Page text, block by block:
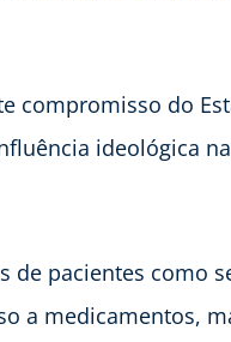
compromisso do
ideológica
de pacientes como
a medicamentos,